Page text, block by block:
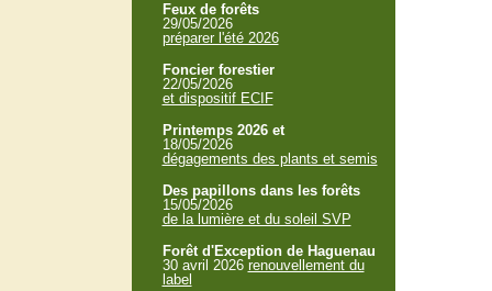
Feux de forêts
29/05/2026
préparer l'été 2026
Foncier forestier
22/05/2026
et dispositif ECIF
Printemps 2026 et
18/05/2026
dégagements des plants et semis
Des papillons dans les forêts
15/05/2026
de la lumière et du soleil SVP
Forêt d'Exception de Haguenau
30 avril 2026 renouvellement du
label